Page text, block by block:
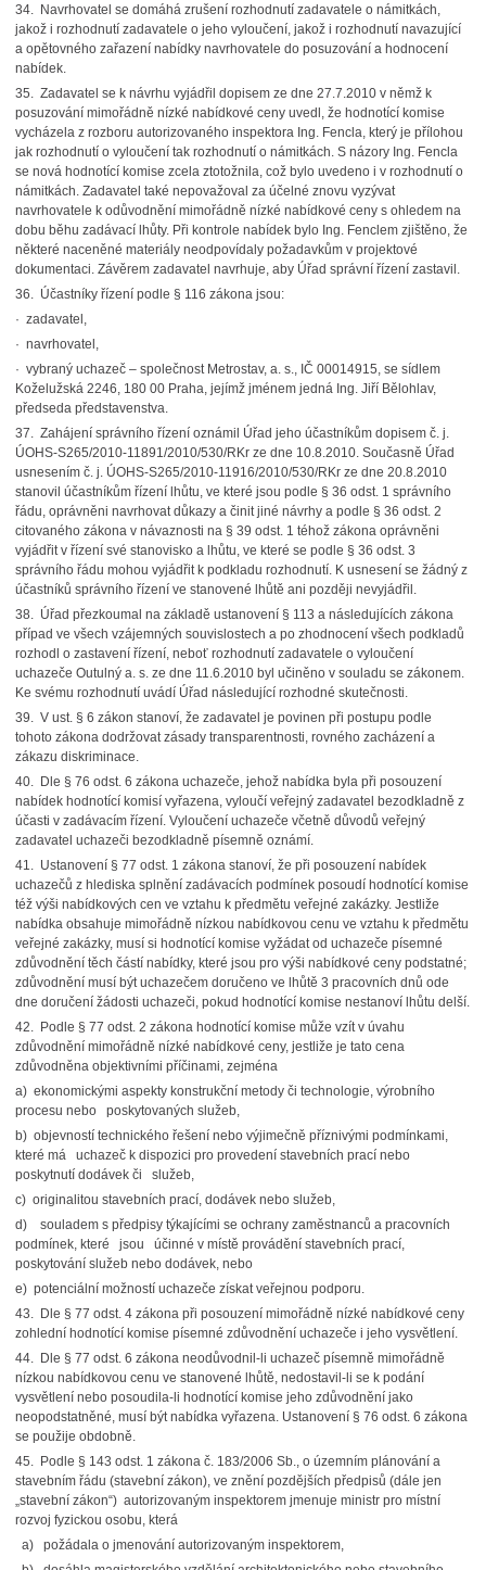
34. Navrhovatel se domáhá zrušení rozhodnutí zadavatele o námitkách,
jakož i rozhodnutí zadavatele o jeho vyloučení, jakož i rozhodnutí navazující
a opětovného zařazení nabídky navrhovatele do posuzování a hodnocení
nabídek.
35. Zadavatel se k návrhu vyjádřil dopisem ze dne 27.7.2010 v němž k
posuzování mimořádně nízké nabídkové ceny uvedl, že hodnotící komise
vycházela z rozboru autorizovaného inspektora Ing. Fencla, který je přílohou
jak rozhodnutí o vyloučení tak rozhodnutí o námitkách. S názory Ing. Fencla
se nová hodnotící komise zcela ztotožnila, což bylo uvedeno i v rozhodnutí o
námitkách. Zadavatel také nepovažoval za účelné znovu vyzývat
navrhovatele k odůvodnění mimořádně nízké nabídkové ceny s ohledem na
dobu běhu zadávací lhůty. Při kontrole nabídek bylo Ing. Fenclem zjištěno, že
některé naceněné materiály neodpovídaly požadavkům v projektové
dokumentaci. Závěrem zadavatel navrhuje, aby Úřad správní řízení zastavil.
36. Účastníky řízení podle § 116 zákona jsou:
· zadavatel,
· navrhovatel,
· vybraný uchazeč – společnost Metrostav, a. s., IČ 00014915, se sídlem
Koželužská 2246, 180 00 Praha, jejímž jménem jedná Ing. Jiří Bělohlav,
předseda představenstva.
37. Zahájení správního řízení oznámil Úřad jeho účastníkům dopisem č. j.
ÚOHS-S265/2010-11891/2010/530/RKr ze dne 10.8.2010. Současně Úřad
usnesením č. j. ÚOHS-S265/2010-11916/2010/530/RKr ze dne 20.8.2010
stanovil účastníkům řízení lhůtu, ve které jsou podle § 36 odst. 1 správního
řádu, oprávněni navrhovat důkazy a činit jiné návrhy a podle § 36 odst. 2
citovaného zákona v návaznosti na § 39 odst. 1 téhož zákona oprávněni
vyjádřit v řízení své stanovisko a lhůtu, ve které se podle § 36 odst. 3
správního řádu mohou vyjádřit k podkladu rozhodnutí. K usnesení se žádný z
účastníků správního řízení ve stanovené lhůtě ani později nevyjádřil.
38. Úřad přezkoumal na základě ustanovení § 113 a následujících zákona
případ ve všech vzájemných souvislostech a po zhodnocení všech podkladů
rozhodl o zastavení řízení, neboť rozhodnutí zadavatele o vyloučení
uchazeče Outulný a. s. ze dne 11.6.2010 byl učiněno v souladu se zákonem.
Ke svému rozhodnutí uvádí Úřad následující rozhodné skutečnosti.
39. V ust. § 6 zákon stanoví, že zadavatel je povinen při postupu podle
tohoto zákona dodržovat zásady transparentnosti, rovného zacházení a
zákazu diskriminace.
40. Dle § 76 odst. 6 zákona uchazeče, jehož nabídka byla při posouzení
nabídek hodnotící komisí vyřazena, vyloučí veřejný zadavatel bezodkladně z
účasti v zadávacím řízení. Vyloučení uchazeče včetně důvodů veřejný
zadavatel uchazeči bezodkladně písemně oznámí.
41. Ustanovení § 77 odst. 1 zákona stanoví, že při posouzení nabídek
uchazečů z hlediska splnění zadávacích podmínek posoudí hodnotící komise
též výši nabídkových cen ve vztahu k předmětu veřejné zakázky. Jestliže
nabídka obsahuje mimořádně nízkou nabídkovou cenu ve vztahu k předmětu
veřejné zakázky, musí si hodnotící komise vyžádat od uchazeče písemné
zdůvodnění těch částí nabídky, které jsou pro výši nabídkové ceny podstatné;
zdůvodnění musí být uchazečem doručeno ve lhůtě 3 pracovních dnů ode
dne doručení žádosti uchazeči, pokud hodnotící komise nestanoví lhůtu delší.
42. Podle § 77 odst. 2 zákona hodnotící komise může vzít v úvahu
zdůvodnění mimořádně nízké nabídkové ceny, jestliže je tato cena
zdůvodněna objektivními příčinami, zejména
a) ekonomickými aspekty konstrukční metody či technologie, výrobního
procesu nebo poskytovaných služeb,
b) objevností technického řešení nebo výjimečně příznivými podmínkami,
které má uchazeč k dispozici pro provedení stavebních prací nebo
poskytnutí dodávek či služeb,
c) originalitou stavebních prací, dodávek nebo služeb,
d) souladem s předpisy týkajícími se ochrany zaměstnanců a pracovních
podmínek, které jsou účinné v místě provádění stavebních prací,
poskytování služeb nebo dodávek, nebo
e) potenciální možností uchazeče získat veřejnou podporu.
43. Dle § 77 odst. 4 zákona při posouzení mimořádně nízké nabídkové ceny
zohlední hodnotící komise písemné zdůvodnění uchazeče i jeho vysvětlení.
44. Dle § 77 odst. 6 zákona neodůvodnil-li uchazeč písemně mimořádně
nízkou nabídkovou cenu ve stanovené lhůtě, nedostavil-li se k podání
vysvětlení nebo posoudila-li hodnotící komise jeho zdůvodnění jako
neopodstatněné, musí být nabídka vyřazena. Ustanovení § 76 odst. 6 zákona
se použije obdobně.
45. Podle § 143 odst. 1 zákona č. 183/2006 Sb., o územním plánování a
stavebním řádu (stavební zákon), ve znění pozdějších předpisů (dále jen
„stavební zákon“) autorizovaným inspektorem jmenuje ministr pro místní
rozvoj fyzickou osobu, která
a) požádala o jmenování autorizovaným inspektorem,